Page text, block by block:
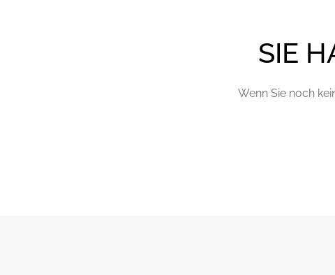
SIE
Wenn Sie noch